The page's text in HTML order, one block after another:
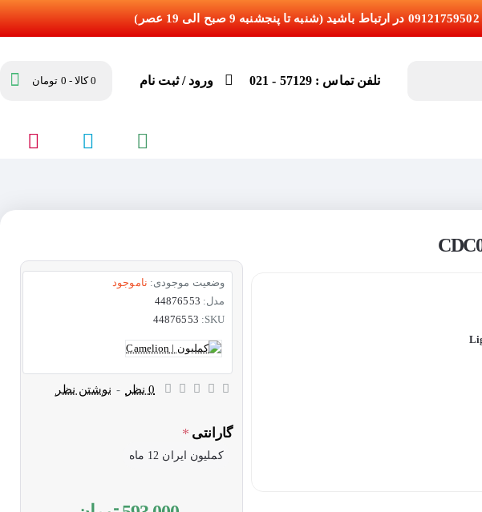
تلفن تماس : 57129 - 021 ورود / ثبت نام 0 کالا - 0 تومان
وضعیت موجودی: ناموجود
مدل: 44876553
SKU:
44876553
0 نظر - نوشتن نظر
گارانتی
کملیون ایران 12 ماه